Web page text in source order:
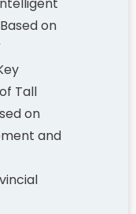
on
Tall
on
and